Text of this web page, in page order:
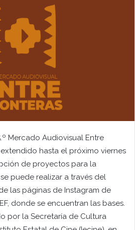
Mercado Audiovisual Entre
extendido hasta el próximo viernes
de proyectos para la
puede realizar a través del
las páginas de Instagram de
donde se encuentran las bases.
por la Secretaría de Cultura